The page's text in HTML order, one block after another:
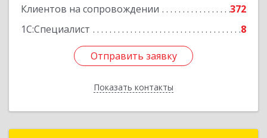
Клиентов на сопровождении
372
1С:Специалист
8
Отправить заявку
Показать контакты
Подробнее
Отправить заявку
Назад